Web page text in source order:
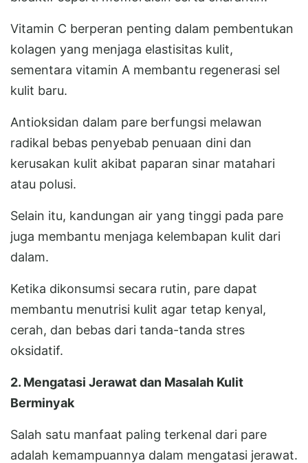
Vitamin C berperan penting dalam pembentukan
kolagen yang menjaga elastisitas kulit,
sementara vitamin A membantu regenerasi sel
kulit baru.
Antioksidan dalam pare berfungsi melawan
radikal bebas penyebab penuaan dini dan
kerusakan kulit akibat paparan sinar matahari
atau polusi.
Selain itu, kandungan air yang tinggi pada pare
juga membantu menjaga kelembapan kulit dari
dalam.
Ketika dikonsumsi secara rutin, pare dapat
membantu menutrisi kulit agar tetap kenyal,
cerah, dan bebas dari tanda-tanda stres
oksidatif.
2. Mengatasi Jerawat dan Masalah Kulit
Berminyak
Salah satu manfaat paling terkenal dari pare
adalah kemampuannya dalam mengatasi jerawat.